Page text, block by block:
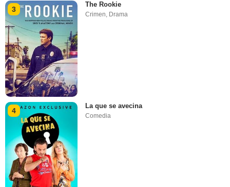
3
The Rookie
Crimen, Drama
4
La que se avecina
Comedia